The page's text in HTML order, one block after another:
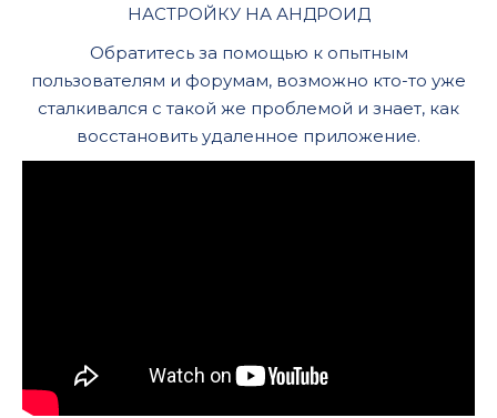
НАСТРОЙКУ НА АНДРОИД
Обратитесь за помощью к опытным
пользователям и форумам, возможно кто-то уже
сталкивался с такой же проблемой и знает, как
восстановить удаленное приложение.